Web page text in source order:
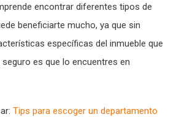
encontrar diferentes tipos de
beneficiarte mucho, ya que sin
específicas del inmueble que
es que lo encuentres en
Tips para escoger un departamento